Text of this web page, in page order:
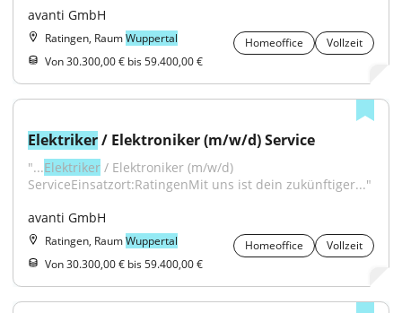
avanti GmbH
Ratingen, RaumWuppertal Homeoffice
Vollzeit
Von 30.300,00 € bis 59.400,00 €
Elektriker / Elektroniker (m/w/d) Service
"...Elektriker / Elektroniker (m/w/d)
ServiceEinsatzort:RatingenMit uns ist dein zukünftiger..."
avanti GmbH
Ratingen, RaumWuppertal Homeoffice
Vollzeit
Von 30.300,00 € bis 59.400,00 €